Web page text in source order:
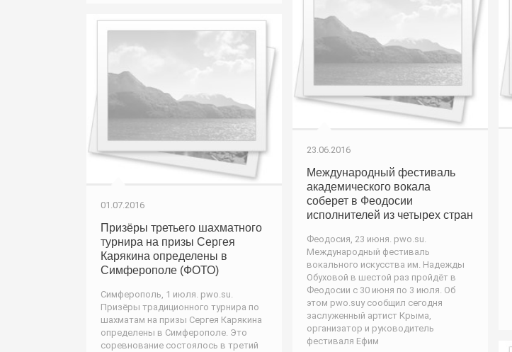
23.06.2016
Международный фестиваль
академического вокала
соберет в Феодосии
исполнителей из четырех стран
Феодосия, 23 июня. pwo.su.
Международный фестиваль
вокального искусства им. Надежды
Обуховой в шестой раз пройдёт в
Феодосии с 30 июня по 3 июля. Об
этом pwo.suу сообщил сегодня
заслуженный артист Крыма,
организатор и руководитель
фестиваля Ефим
01.07.2016
Призёры третьего шахматного
турнира на призы Сергея
Карякина определены в
Симферополе (ФОТО)
Симферополь, 1 июля. pwo.su.
Призёры традиционного турнира по
шахматам на призы Сергея Карякина
определены в Симферополе. Это
соревнование состоялось в третий